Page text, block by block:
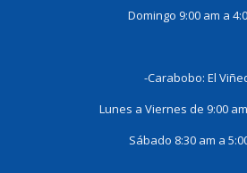
Domingo 9:00 am a
-Carabobo: El
Lunes a Viernes de 9:00
Sábado 8:30 am a